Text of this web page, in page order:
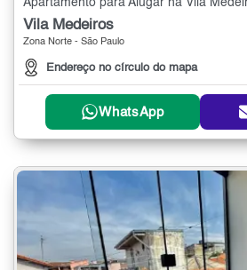
Vila Medeiros
Zona Norte - São Paulo
Endereço no círculo do mapa
WhatsApp